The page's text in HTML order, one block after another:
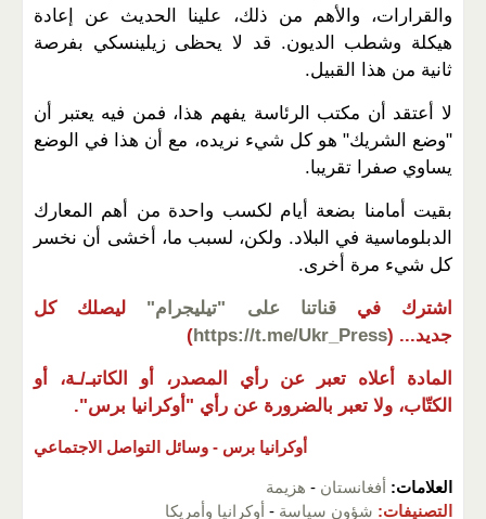
والقرارات، والأهم من ذلك، علينا الحديث عن إعادة
هيكلة وشطب الديون. قد لا يحظى زيلينسكي بفرصة
ثانية من هذا القبيل.
لا أعتقد أن مكتب الرئاسة يفهم هذا، فمن فيه يعتبر أن
"وضع الشريك" هو كل شيء نريده، مع أن هذا في الوضع
يساوي صفرا تقريبا.
بقيت أمامنا بضعة أيام لكسب واحدة من أهم المعارك
الدبلوماسية في البلاد. ولكن، لسبب ما، أخشى أن نخسر
كل شيء مرة أخرى.
اشترك في قناتنا على "تيليجرام"
ليصلك كل
جديد... (
https://t.me/Ukr_Press
)
المادة أعلاه تعبر عن رأي المصدر، أو الكاتبـ/ـة، أو
الكتّاب، ولا تعبر بالضرورة عن رأي "أوكرانيا برس".
أوكرانيا برس - وسائل التواصل الاجتماعي
العلامات: أفغانستان - هزيمة
التصنيفات: شؤون سياسة - أوكرانيا وأمريكا